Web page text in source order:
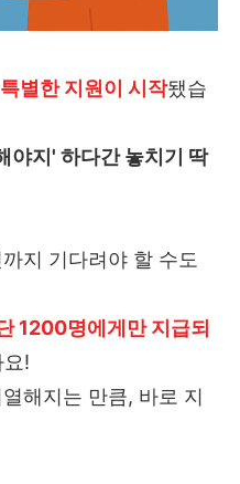
별한 지원이 시작됐습
야지' 하다간 놓치기 딱
지 기다려야 할 수도
1200명에게만 지급되
요!
해지는 만큼, 바로 지